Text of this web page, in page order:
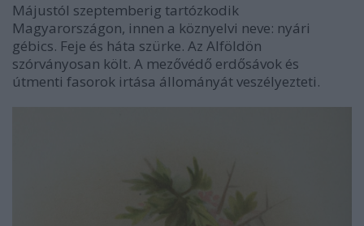
Májustól szeptemberig tartózkodik
Magyarországon, innen a köznyelvi neve: nyári
gébics. Feje és háta szürke. Az Alföldön
szórványosan költ. A mezővédő erdősávok és
útmenti fasorok irtása állományát veszélyezteti.